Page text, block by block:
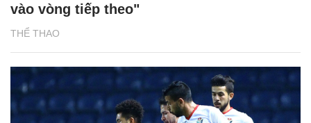
THỂ THAO
vào vòng tiếp theo"